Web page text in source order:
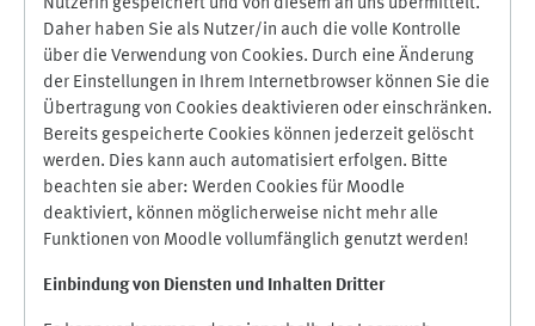
Nutzerin gespeichert und von diesem an uns übermittelt.
Daher haben Sie als Nutzer/in auch die volle Kontrolle
über die Verwendung von Cookies. Durch eine Änderung
der Einstellungen in Ihrem Internetbrowser können Sie die
Übertragung von Cookies deaktivieren oder einschränken.
Bereits gespeicherte Cookies können jederzeit gelöscht
werden. Dies kann auch automatisiert erfolgen. Bitte
beachten sie aber: Werden Cookies für Moodle
deaktiviert, können möglicherweise nicht mehr alle
Funktionen von Moodle vollumfänglich genutzt werden!
Einbindung von Diensten und Inhalten Dritter